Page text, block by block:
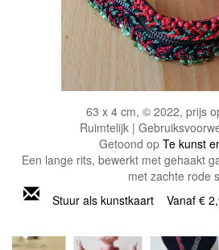
63 x 4 cm, © 2022, prijs
Ruimtelijk |
Getoond op Te kunst
Een lange rits, bewerkt met gehaakt
met zachte rode
Stuur als kunstkaart Vanaf €